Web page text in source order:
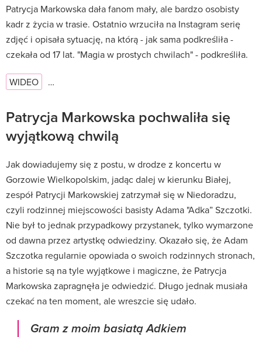
Patrycja Markowska dała fanom mały, ale bardzo osobisty
kadr z życia w trasie. Ostatnio wrzuciła na Instagram serię
zdjęć i opisała sytuację, na którą - jak sama podkreśliła -
czekała od 17 lat. "Magia w prostych chwilach" - podkreśliła.
WIDEO …
Patrycja Markowska pochwaliła się
wyjątkową chwilą
Jak dowiadujemy się z postu, w drodze z koncertu w
Gorzowie Wielkopolskim, jadąc dalej w kierunku Białej,
zespół Patrycji Markowskiej zatrzymał się w Niedoradzu,
czyli rodzinnej miejscowości basisty Adama "Adka” Szczotki.
Nie był to jednak przypadkowy przystanek, tylko wymarzone
od dawna przez artystkę odwiedziny. Okazało się, że Adam
Szczotka regularnie opowiada o swoich rodzinnych stronach,
a historie są na tyle wyjątkowe i magiczne, że Patrycja
Markowska zapragnęła je odwiedzić. Długo jednak musiała
czekać na ten moment, ale wreszcie się udało.
Gram z moim basiatą Adkiem